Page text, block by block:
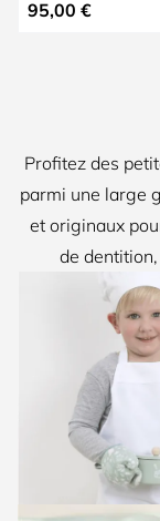
95,00 €
Profitez des
parmi une large
et originaux
de